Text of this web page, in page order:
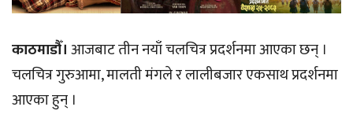
काठमाडौँ।आजबाट तीन नयाँ चलचित्र प्रदर्शनमा आएका छन् ।
चलचित्र गुरुआमा, मालती मंगले र लालीबजार एकसाथ प्रदर्शनमा
आएका हुन् ।